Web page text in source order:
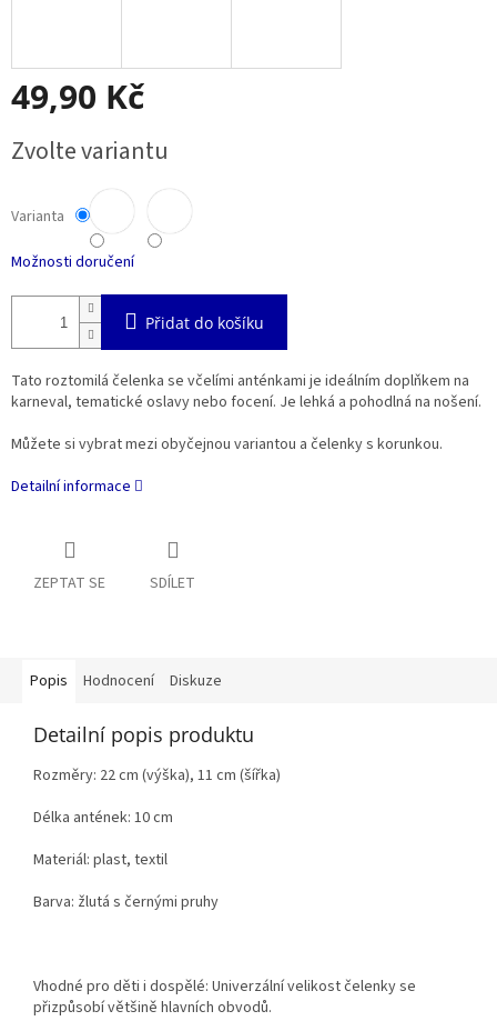
49,90 Kč
cena:
Zvolte variantu
Varianta
Možnosti doručení
Přidat do košíku
Tato roztomilá čelenka se včelími anténkami je ideálním doplňkem na
karneval, tematické oslavy nebo focení. Je lehká a pohodlná na nošení.
Můžete si vybrat mezi obyčejnou variantou a čelenky s korunkou.
Detailní informace
ZEPTAT SE SDÍLET
Popis Hodnocení Diskuze
Detailní popis produktu
Rozměry: 22 cm (výška), 11 cm (šířka)
Délka antének: 10 cm
Materiál: plast, textil
Barva: žlutá s černými pruhy
Vhodné pro děti i dospělé: Univerzální velikost čelenky se
přizpůsobí většině hlavních obvodů.